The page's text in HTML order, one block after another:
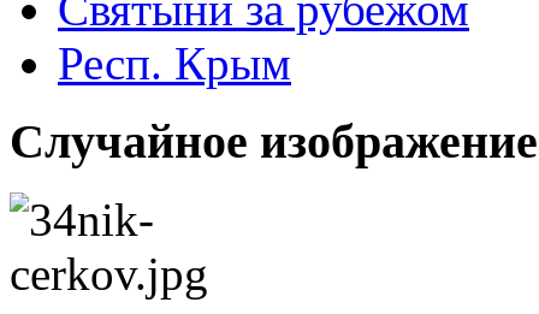
Респ. Крым
Случайное изображение